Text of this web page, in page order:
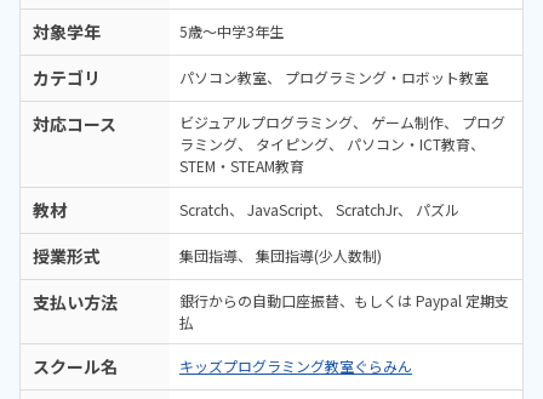
対象学年 5歳～中学3年生
カテゴリ パソコン教室 プログラミング・ロボット教室
対応コース ビジュアルプログラミング ゲーム制作
プログ
ラミング
タイピング
パソコン・ICT教育
STEM・STEAM教育
教材 Scratch JavaScript ScratchJr パズル
授業形式 集団指導 集団指導(少人数制)
支払い方法
銀行からの自動口座振替、もしくは Paypal 定期支
払
スクール名 キッズプログラミング教室ぐらみん